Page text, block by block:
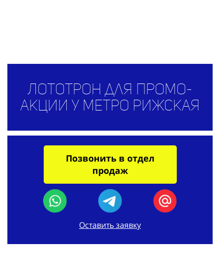
Лототрон для промо-
акции у метро Рижская
Позвонить в отдел
продаж
Оставить заявку